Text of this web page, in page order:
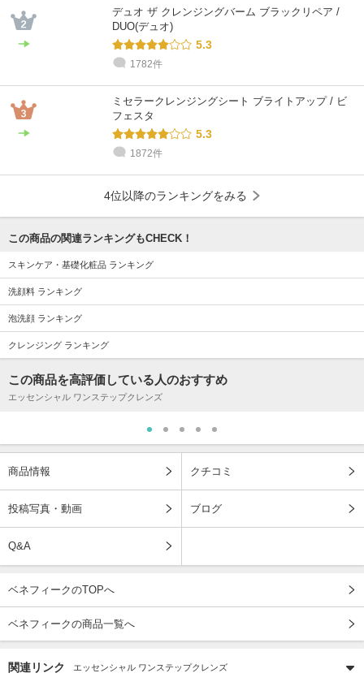
普通肌 / ～20代 / イエベ 乾燥肌 / 30代 / ブルベ
乾燥肌 / 30代 / ブルベ
乾燥肌 / 30代 / ブルベ
デュオ ザ クレンジングバーム ブラックリペア /
DUO(デュオ)
5.3
1782件
ミセラークレンジングシート ブライトアップ / ビ
フェスタ
5.3
1872件
4位以降のランキングをみる
この商品の関連ランキングもCHECK！
スキンケア・基礎化粧品 ランキング
洗顔料 ランキング
泡洗顔 ランキング
クレンジング ランキング
この商品を高評価している人のおすすめ
エッセンシャル ワンステップクレンズ
商品情報 クチコミ
投稿写真・動画 ブログ
Q&A
ベネフィークのTOPへ
ベネフィークの商品一覧へ
関連リンク エッセンシャル ワンステップクレンズ